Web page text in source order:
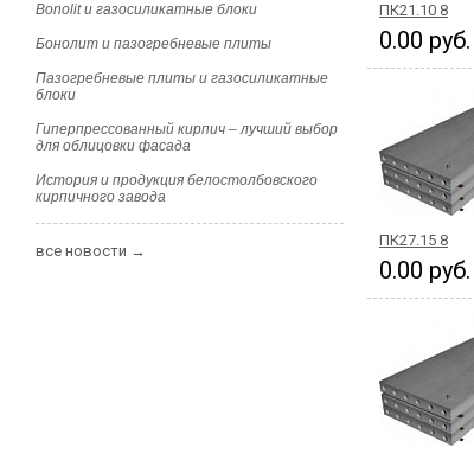
ПК21.10 8
0.00 руб.
ПК27.15 8
0.00 руб.
Bonolit и газосиликатные блоки
Бонолит и пазогребневые плиты
Пазогребневые плиты и газосиликатные
блоки
Гиперпрессованный кирпич – лучший выбор
для облицовки фасада
История и продукция белостолбовского
кирпичного завода
все новости →